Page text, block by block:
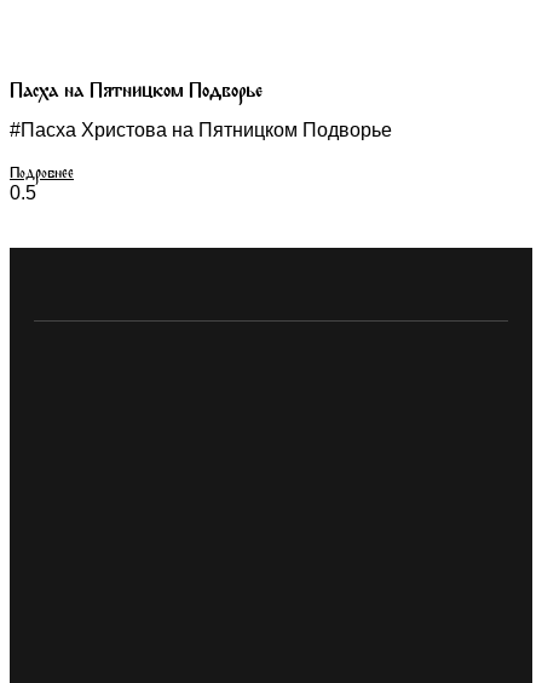
Пасха на Пятницком Подворье
#Пасха Христова на Пятницком Подворье
Подробнее